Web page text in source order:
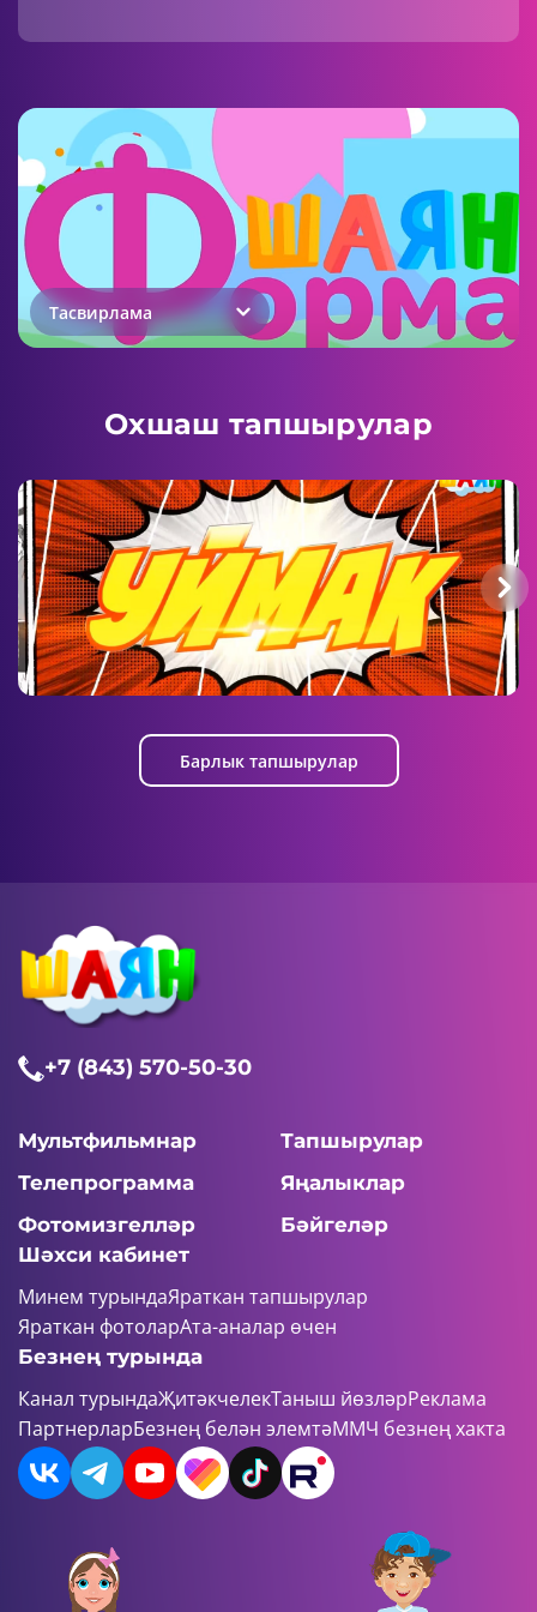
Тасвирлама
Охшаш тапшырулар
Барлык тапшырулар
+7 (843) 570-50-30
Мультфильмнар
Тапшырулар
Телепрограмма
Яңалыклар
Фотомизгелләр
Бәйгеләр
Шәхси кабинет
Минем турындаЯраткан тапшырулар
Яраткан фотоларАта-аналар өчен
Безнең турында
Канал турындаҖитәкчелекТаныш йөзләрРеклама
ПартнерларБезнең белән элемтәММЧ безнең хакта